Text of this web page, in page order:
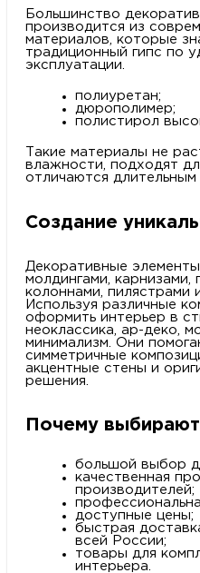
Большинство
производится из
материалов, которые
традиционный гипс по
эксплуатации.
полиуретан;
дюрополимер;
полистирол
Такие материалы не
влажности, подходят
отличаются
Создание
Декоративные
молдингами, карнизами,
колоннами, пилястрами
Используя различные
оформить интерьер в
неоклассика, ар-деко,
минимализм. Они
симметричные
акцентные стены и
решения.
Почему
большой выбор
качественная
производителей;
доступные цены;
быстрая
всей России;
товары для
интерьера.